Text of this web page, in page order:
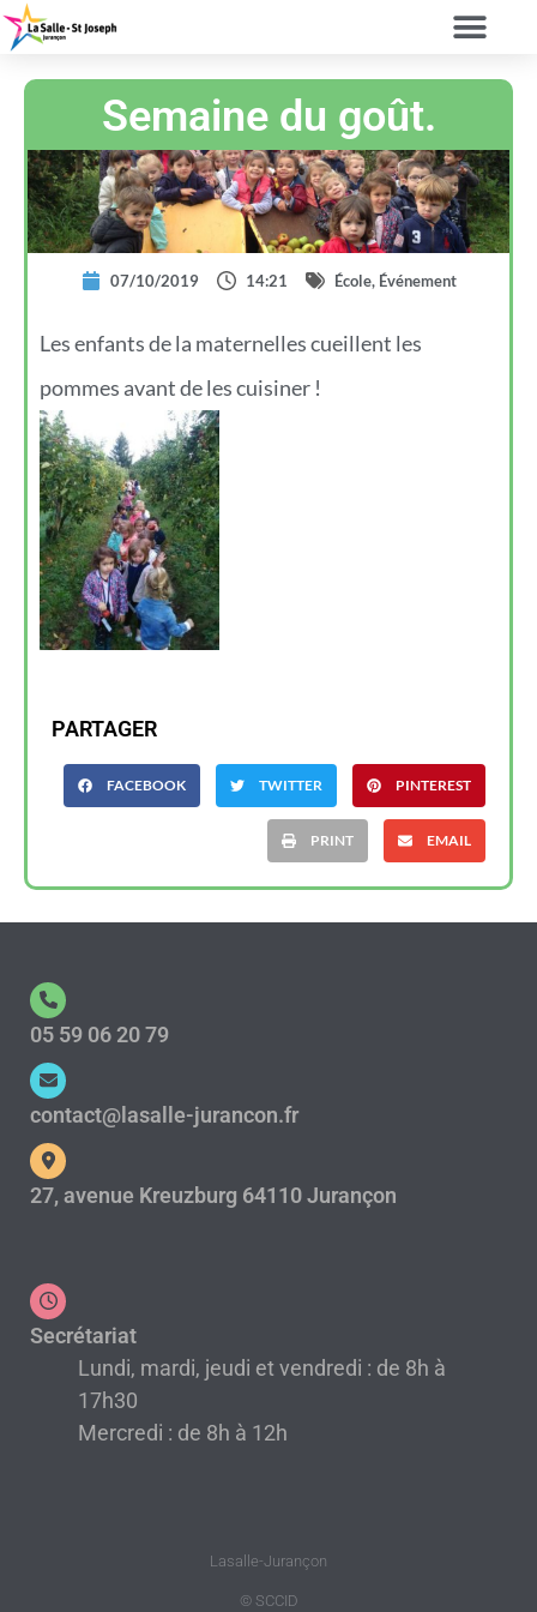
Semaine du goût.
07/10/2019 14:21 École, Événement
Les enfants de la maternelles cueillent les
pommes avant de les cuisiner !
PARTAGER
FACEBOOK TWITTER PINTEREST
PRINT EMAIL
05 59 06 20 79
contact@lasalle-jurancon.fr
27, avenue Kreuzburg 64110 Jurançon
Secrétariat
Lundi, mardi, jeudi et vendredi : de 8h à
17h30
Mercredi : de 8h à 12h
Lasalle-Jurançon
© SCCID